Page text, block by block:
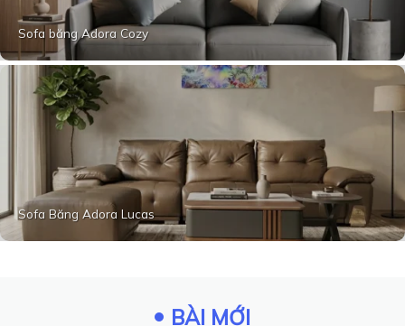
Sofa băng Adora Cozy
Sofa Băng Adora Lucas
BÀI MỚI